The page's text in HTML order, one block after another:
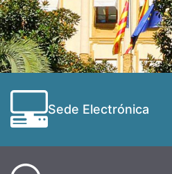
Sede Electrónica